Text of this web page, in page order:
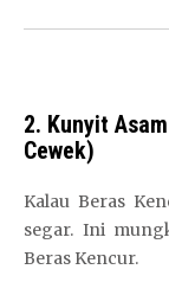
2. Kunyit
Cewek)
Kalau Beras
segar. D
e
Ini
Beras Kencur.